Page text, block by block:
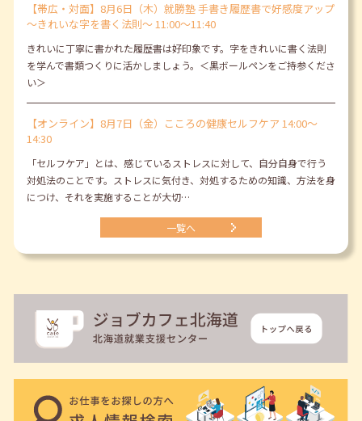
【帯広・対面】8月6日（木）就勝塾 手書き履歴書で好感度アップ
～きれいな字を書く法則～ 11:00～11:40
きれいに丁寧に書かれた履歴書は好印象です。字をきれいに書く法則
を学んで書類つくりに活かしましょう。＜黒ボールペンをご持参くださ
い＞
【オンライン】8月7日（金）こころの健康セルフケア 14:00～
14:30
「セルフケア」とは、感じているストレスに対して、自分自身で行う
対処法のことです。ストレスに気付き、対処するための知識、方法を身
につけ、それを実施することが大切…
一覧へ